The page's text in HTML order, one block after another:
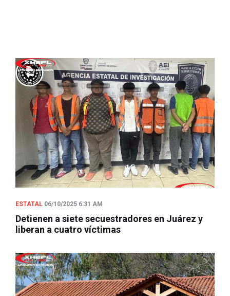
ESTATAL 06/10/2025 6:31 AM
Detienen a siete secuestradores en Juárez y
liberan a cuatro víctimas